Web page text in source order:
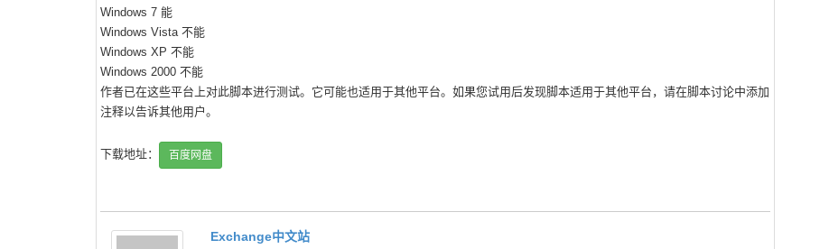
Windows 7 能
Windows Vista 不能
Windows XP 不能
Windows 2000 不能
作者已在这些平台上对此脚本进行测试。它可能也适用于其他平台。如果您试用后发现脚本适用于其他平台，请在脚本讨论中添加
注释以告诉其他用户。
下载地址： 百度网盘
Exchange中文站